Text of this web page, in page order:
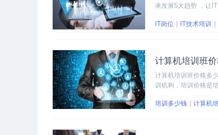
来发展5大趋势 ，让
IT岗位 IT技术培训
计算机培训班
计算机培训班价格多
训机构，培训价格是
培训多少钱 计算机